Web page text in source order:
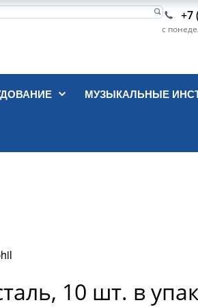
+7
с
МУЗЫКАЛЬНЫЕ
10 шт. в